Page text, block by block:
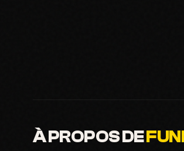
À PROPOS DE